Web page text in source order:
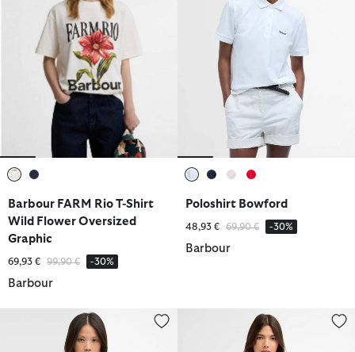
Barbour FARM Rio T-Shirt
Wild Flower Oversized
Graphic
69,93 € Reduziert von
99,90 €bis-30%
Barbour
Poloshirt Bowford
48,93 € Reduziert von
69,90 €bis-30%
Barbour
Sweatshirt Maureen Striped